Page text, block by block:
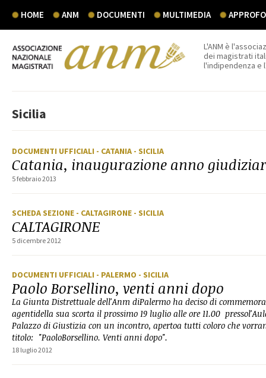
HOME ANM DOCUMENTI MULTIMEDIA
L'ANM è
dei magistrati
l'indipendenza e
Sicilia
DOCUMENTI UFFICIALI - CATANIA - SICILIA
Catania, inaugurazione anno
5 febbraio 2013
SCHEDA SEZIONE - CALTAGIRONE - SICILIA
CALTAGIRONE
5 dicembre 2012
DOCUMENTI UFFICIALI - PALERMO - SICILIA
Paolo Borsellino, venti anni dopo
La Giunta Distrettuale dell'Anm diPalermo ha deciso di
agentidella sua scorta il prossimo 19 luglio alle ore 11.00
Palazzo di Giustizia con un incontro, apertoa tutti coloro che
titolo: "PaoloBorsellino. Venti anni dopo".
18 luglio 2012